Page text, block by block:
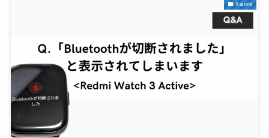
Xiaomi